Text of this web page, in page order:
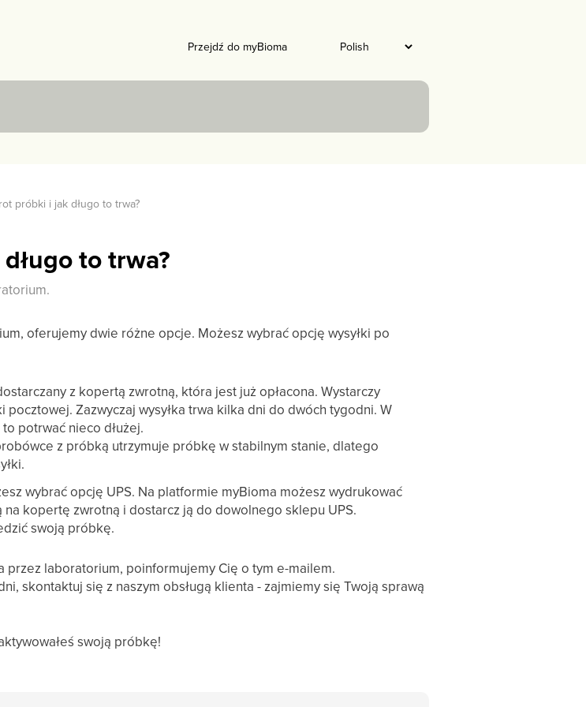
Przejdź do myBioma
próbki i jak długo to trwa?
to trwa?
oferujemy dwie różne opcje. Możesz wybrać opcję wysyłki po
z kopertą zwrotną, która jest już opłacona. Wystarczy
Zazwyczaj wysyłka trwa kilka dni do dwóch tygodni. W
potrwać nieco dłużej.
z próbką utrzymuje próbkę w stabilnym stanie, dlatego
wybrać opcję UPS. Na platformie myBioma możesz wydrukować
kopertę zwrotną i dostarcz ją do dowolnego sklepu UPS.
swoją próbkę.
laboratorium, poinformujemy Cię o tym e-mailem.
skontaktuj się z naszym obsługą klienta - zajmiemy się Twoją sprawą
swoją próbkę!